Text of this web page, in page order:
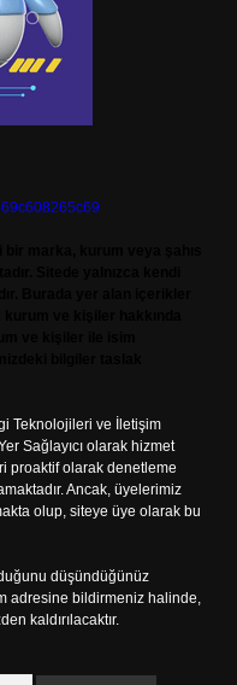
Teknolojileri ve İletişim
Sağlayıcı olarak hizmet
proaktif olarak denetleme
Ancak, üyelerimiz
olup, siteye üye olarak bu
düşündüğünüz
adresine bildirmeniz halinde,
kaldırılacaktır.